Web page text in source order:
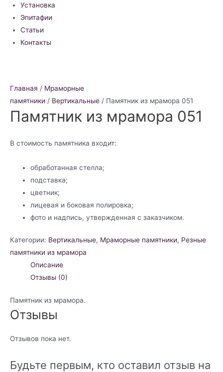
Установка
Эпитафии
Статьи
Контакты
Главная / Мраморные
памятники / Вертикальные / Памятник из мрамора 051
Памятник из мрамора 051
В стоимость памятника входит:
обработанная стелла;
подставка;
цветник;
лицевая и боковая полировка;
фото и надпись, утвержденная с заказчиком.
Категории: Вертикальные, Мраморные памятники, Резные
памятники из мрамора
Описание
Отзывы (0)
Памятник из мрамора.
Отзывы
Отзывов пока нет.
Будьте первым, кто оставил отзыв на